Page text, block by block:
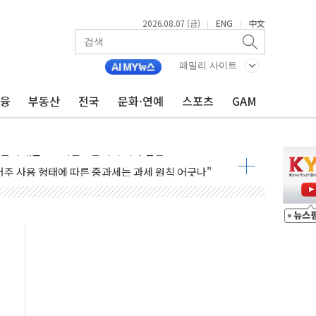
2026.08.07 (금) | ENG | 中文
패밀리 사이트
부동산 전국 문화·연예 스포츠 GAM
속 MDRT 회원 수 세계 1위…국내 회원 34% 증가
처엠, LFP 장기공급 합의에 7%대 급등
, 올해 안으로 부동산과 건강까지 영역 확장 예정
CON SUMMIT 2026' 참가
사용 형태에 따른 중과세는 과세 원칙 어긋나"
탭 월간 활성 이용자수 1000만 돌파
정통망법'에 항의 서한…"표현의 자유 위협"